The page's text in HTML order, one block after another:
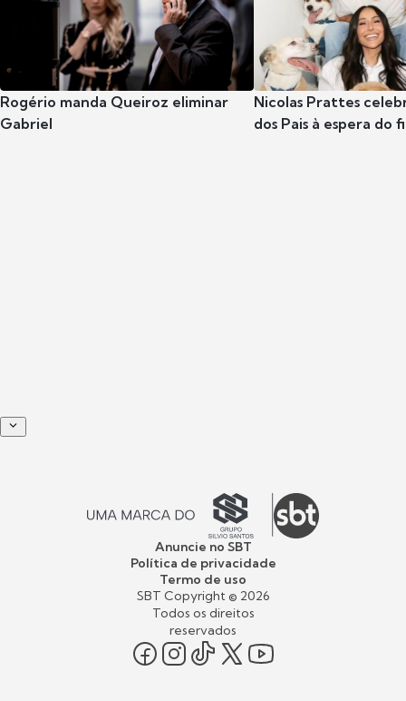
Rogério manda Queiroz eliminar
Gabriel
Nicolas Prattes
dos Pais à espera do
Anuncie no SBT
Política de privacidade
Termo de uso
SBT Copyright © 2026
Todos os direitos
reservados